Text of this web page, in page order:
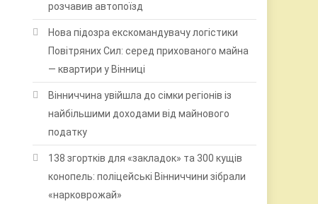
розчавив автопоїзд
Нова підозра екскомандувачу логістики
Повітряних Сил: серед прихованого майна
— квартири у Вінниці
Вінниччина увійшла до сімки регіонів із
найбільшими доходами від майнового
податку
138 згортків для «закладок» та 300 кущів
конопель: поліцейські Вінниччини зібрали
«нарковрожай»